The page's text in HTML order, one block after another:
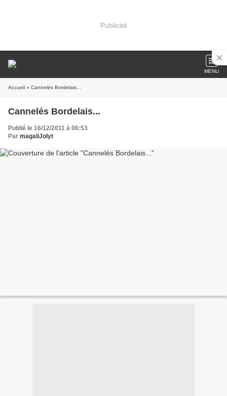
Publicité
MENU
Accueil » Cannelés Bordelais...
Cannelés Bordelais...
Publié le 16/12/2011 à 06:53
Par magaliJolyt